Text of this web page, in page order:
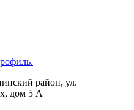
район, ул.
дом 5 А